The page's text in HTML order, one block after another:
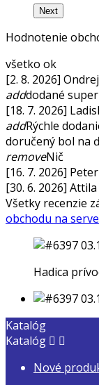
Next
Hodnotenie
všetko ok
[2. 8. 2026] Ondrej
adddodané super
[18. 7. 2026]
addRýchle
doručený bol na
removeNič
[16. 7. 2026]
[30. 6. 2026] Attila
Všetky recenzie
obchodu na
Hadica
Katalóg
Katalóg  
Nové